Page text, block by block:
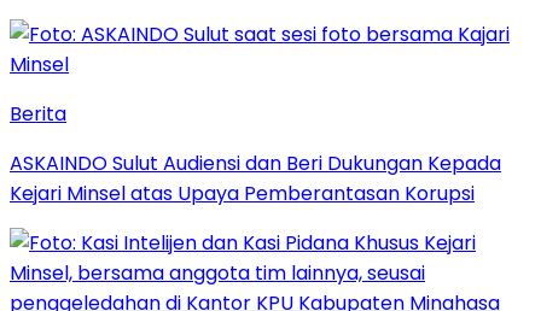
Berita
ASKAINDO Sulut Audiensi dan Beri Dukungan Kepada
Kejari Minsel atas Upaya Pemberantasan Korupsi